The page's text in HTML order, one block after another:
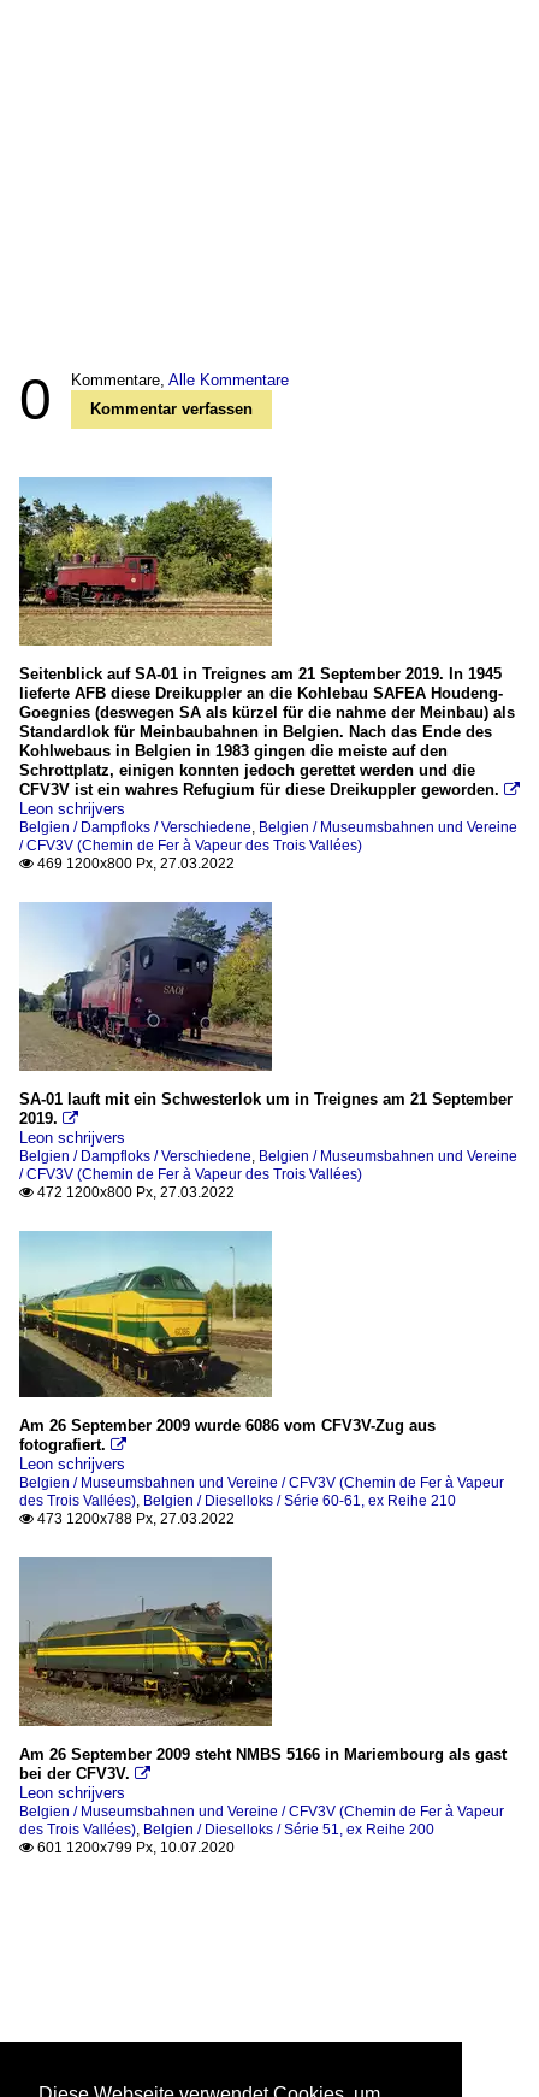
0 Kommentare, Alle Kommentare
Kommentar verfassen
Seitenblick auf SA-01 in Treignes am 21 September 2019. In 1945
lieferte AFB diese Dreikuppler an die Kohlebau SAFEA Houdeng-
Goegnies (deswegen SA als kürzel für die nahme der Meinbau) als
Standardlok für Meinbaubahnen in Belgien. Nach das Ende des
Kohlwebaus in Belgien in 1983 gingen die meiste auf den
Schrottplatz, einigen konnten jedoch gerettet werden und die
CFV3V ist ein wahres Refugium für diese Dreikuppler geworden. 
Leon schrijvers
Belgien / Dampfloks / Verschiedene, Belgien / Museumsbahnen und Vereine
/ CFV3V (Chemin de Fer à Vapeur des Trois Vallées)
 469 1200x800 Px, 27.03.2022
SA-01 lauft mit ein Schwesterlok um in Treignes am 21 September
2019. 
Leon schrijvers
Belgien / Dampfloks / Verschiedene, Belgien / Museumsbahnen und Vereine
/ CFV3V (Chemin de Fer à Vapeur des Trois Vallées)
 472 1200x800 Px, 27.03.2022
Am 26 September 2009 wurde 6086 vom CFV3V-Zug aus
fotografiert. 
Leon schrijvers
Belgien / Museumsbahnen und Vereine / CFV3V (Chemin de Fer à Vapeur
des Trois Vallées), Belgien / Dieselloks / Série 60-61, ex Reihe 210
 473 1200x788 Px, 27.03.2022
Am 26 September 2009 steht NMBS 5166 in Mariembourg als gast
bei der CFV3V. 
Leon schrijvers
Belgien / Museumsbahnen und Vereine / CFV3V (Chemin de Fer à Vapeur
des Trois Vallées), Belgien / Dieselloks / Série 51, ex Reihe 200
 601 1200x799 Px, 10.07.2020